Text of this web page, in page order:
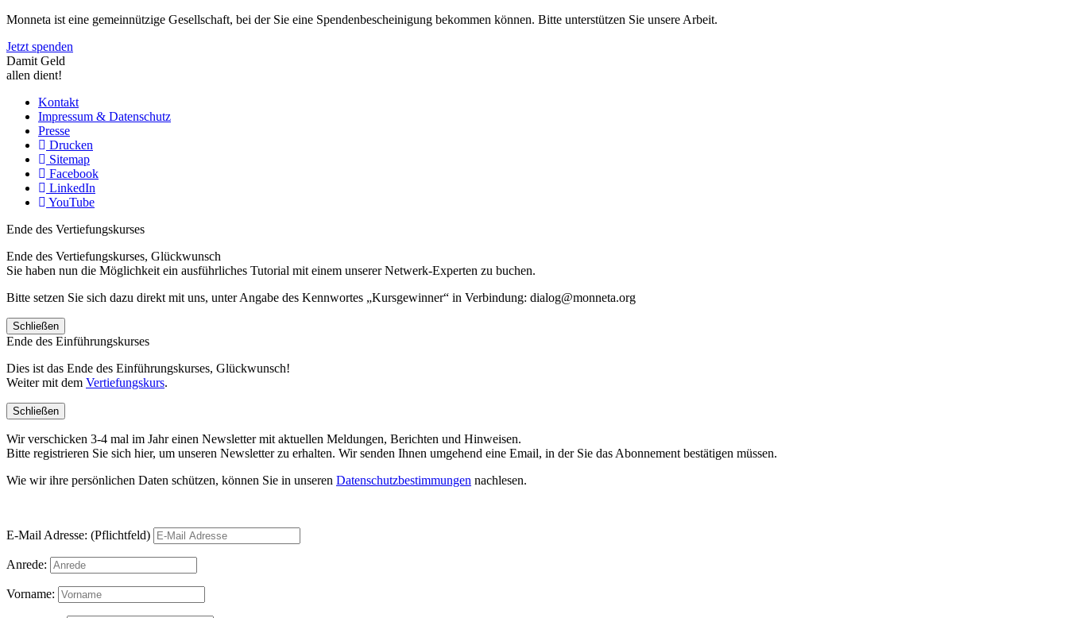
Monneta ist eine gemeinnützige Gesellschaft, bei der Sie eine Spendenbescheinigung bekommen können. Bitte unterstützen Sie unsere Arbeit.
Jetzt spenden
Damit Geld
allen dient!
Kontakt
Impressum & Datenschutz
Presse
Drucken
Sitemap
Facebook
LinkedIn
YouTube
Ende des Vertiefungskurses
Ende des Vertiefungskurses, Glückwunsch
Sie haben nun die Möglichkeit ein ausführliches Tutorial mit einem unserer Netwerk-Experten zu buchen.
Bitte setzen Sie sich dazu direkt mit uns, unter Angabe des Kennwortes „Kursgewinner“ in Verbindung: dialog@monneta.org
Schließen
Ende des Einführungskurses
Dies ist das Ende des Einführungskurses, Glückwunsch!
Weiter mit dem Vertiefungskurs.
Schließen
Wir verschicken 3-4 mal im Jahr einen Newsletter mit aktuellen Meldungen, Berichten und Hinweisen.
Bitte registrieren Sie sich hier, um unseren Newsletter zu erhalten. Wir senden Ihnen umgehend eine Email, in der Sie das Abonnement bestätigen müssen.
Wie wir ihre persönlichen Daten schützen, können Sie in unseren Datenschutzbestimmungen nachlesen.
E-Mail Adresse: (Pflichtfeld)
Anrede:
Vorname: